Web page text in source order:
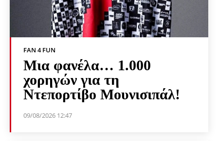
FAN 4 FUN
Μια φανέλα… 1.000
χορηγών για τη
Ντεπορτίβο Μουνισιπάλ!
09/08/2026 12:47